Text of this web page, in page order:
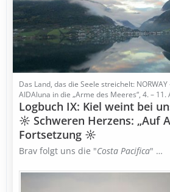
Das Land, das die Seele streichelt:
AIDAluna in die „Arme des Meeres“, 4. – 11.
Logbuch IX: Kiel weint bei
☼ Schweren Herzens: „Auf
Fortsetzung ☼
Brav folgt uns die "Costa Pacifica" …